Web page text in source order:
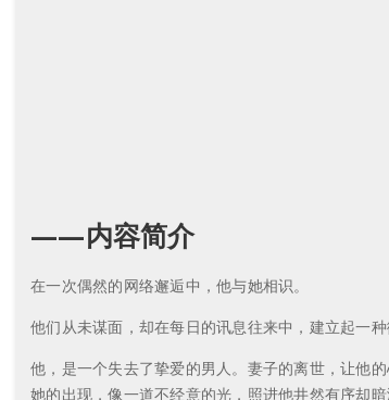
——内容简介
在一次偶然的网络邂逅中，他与她相识。
他们从未谋面，却在每日的讯息往来中，建立起一
他，是一个失去了挚爱的男人。妻子的离世，让他
她的出现，像一道不经意的光，照进他井然有序却暗